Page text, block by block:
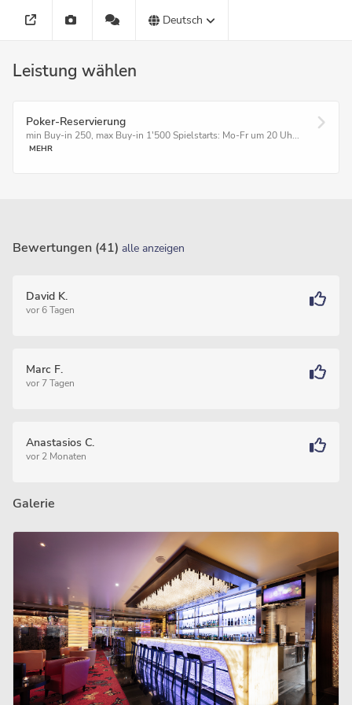
Deutsch
Leistung wählen
Poker-Reservierung
min Buy-in 250, max Buy-in 1'500 Spielstarts: Mo-Fr um 20 Uh...
MEHR
Bewertungen (41) alle anzeigen
David K.
vor 6 Tagen
Marc F.
vor 7 Tagen
Anastasios C.
vor 2 Monaten
Galerie